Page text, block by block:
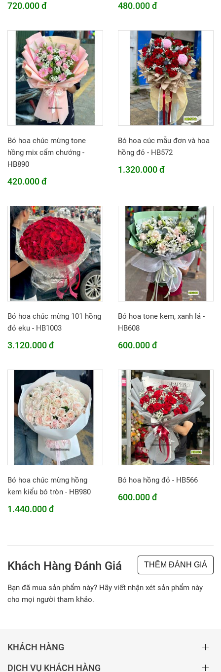
720.000 đ 480.000 đ
Bó hoa chúc mừng tone
hồng mix cẩm chướng -
HB890
420.000 đ
Bó hoa cúc mẫu đơn và hoa
hồng đỏ - HB572
1.320.000 đ
Bó hoa chúc mừng 101 hồng
đỏ eku - HB1003
3.120.000 đ
Bó hoa tone kem, xanh lá -
HB608
600.000 đ
Bó hoa chúc mừng hồng
kem kiểu bó tròn - HB980
1.440.000 đ
Bó hoa hồng đỏ - HB566
600.000 đ
Khách Hàng Đánh Giá THÊM ĐÁNH GIÁ
Bạn đã mua sản phẩm này? Hãy viết nhận xét sản phẩm này
cho mọi người tham khảo.
KHÁCH HÀNG
DỊCH VỤ KHÁCH HÀNG